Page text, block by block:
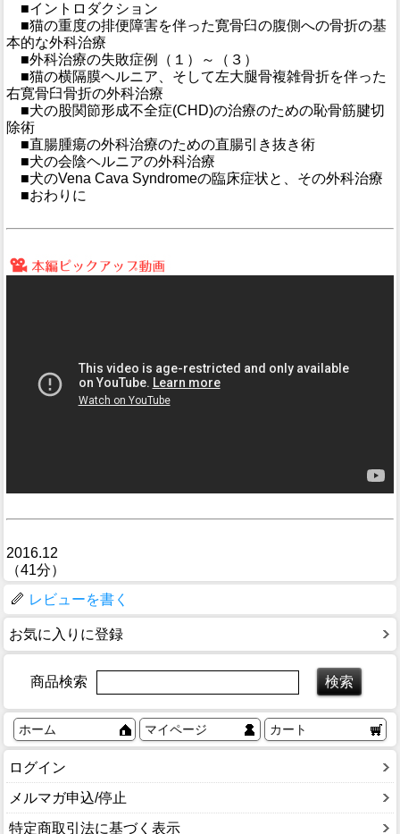
■イントロダクション
■猫の重度の排便障害を伴った寛骨臼の腹側への骨折の基
本的な外科治療
■外科治療の失敗症例（１）～（３）
■猫の横隔膜ヘルニア、そして左大腿骨複雑骨折を伴った
右寛骨臼骨折の外科治療
■犬の股関節形成不全症(CHD)の治療のための恥骨筋腱切
除術
■直腸腫瘍の外科治療のための直腸引き抜き術
■犬の会陰ヘルニアの外科治療
■犬のVena Cava Syndromeの臨床症状と、その外科治療
■おわりに
2016.12
（41分）
レビューを書く
お気に入りに登録
商品検索
ホーム マイページ カート
ログイン
メルマガ申込/停止
特定商取引法に基づく表示